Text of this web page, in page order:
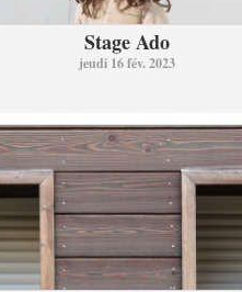
Stage Ado
jeudi 16 fév. 2023